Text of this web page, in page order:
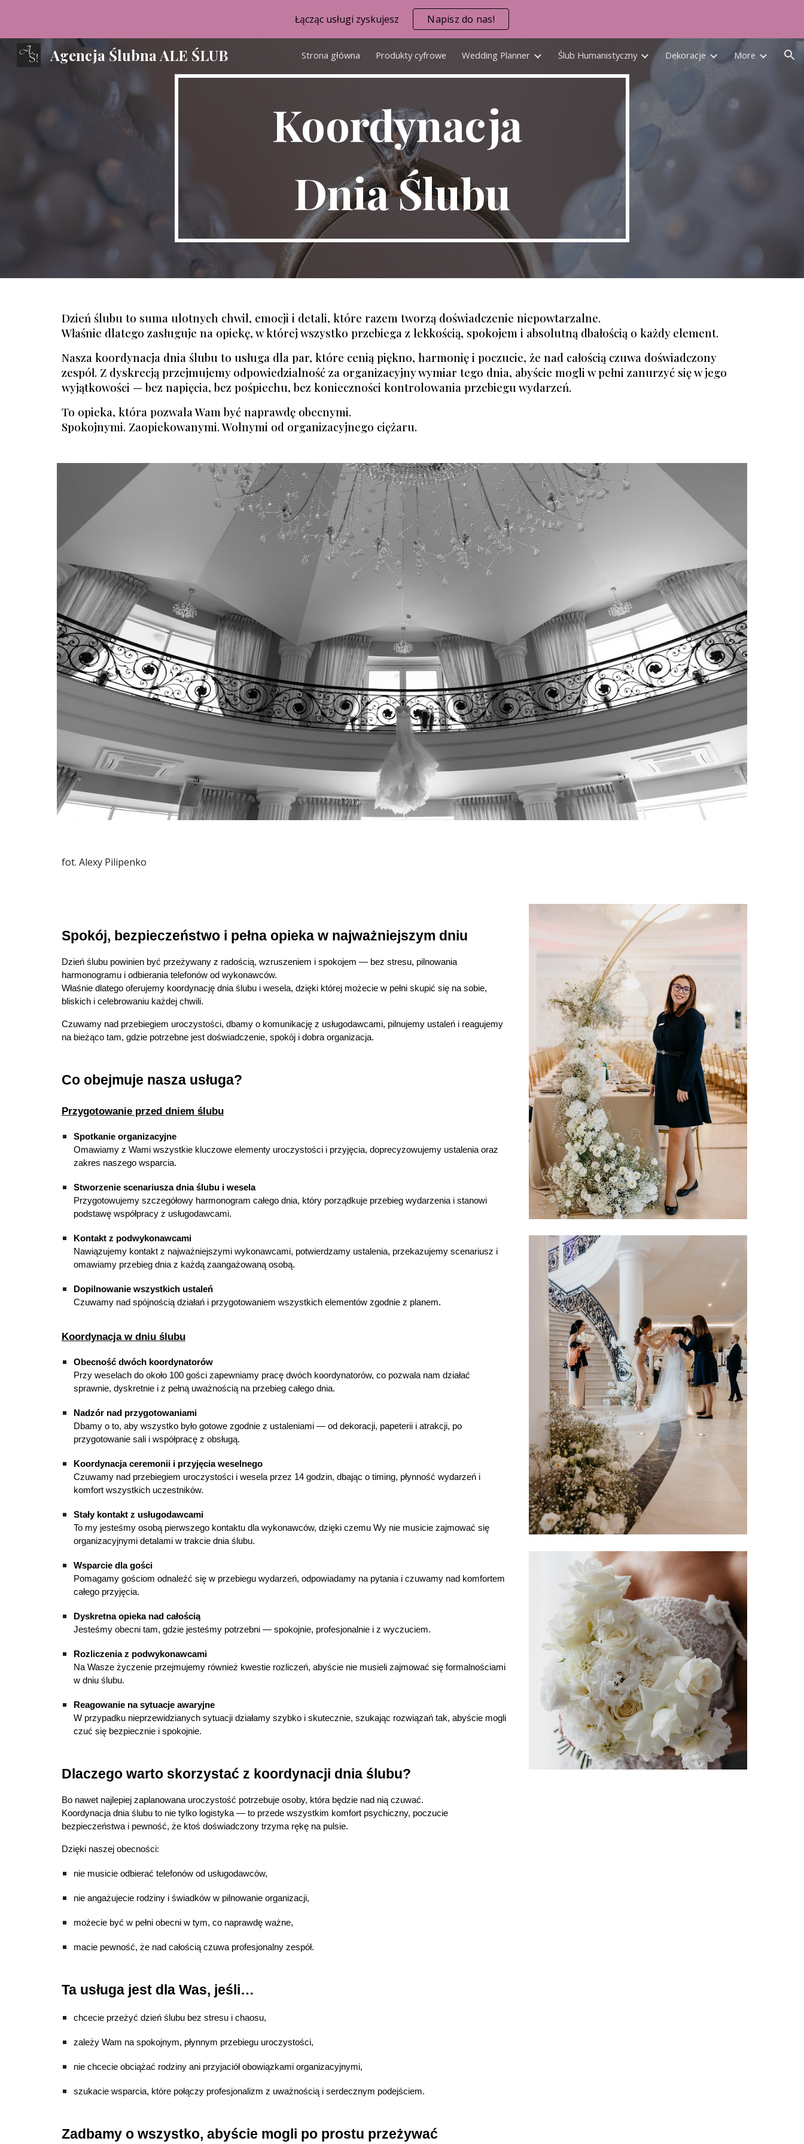
Skip to main content Skip to navigation
Łącząc usługi zyskujesz Napisz do nas!
Agencja Ślubna ALE ŚLUB Strona główna Produkty cyfrowe Wedding Planner Ślub Humanistyczny Dekoracje More
Koordynacja
Dnia Ślubu
Dzień ślubu to suma ulotnych chwil, emocji i detali, które razem tworzą doświadczenie niepowtarzalne.
Właśnie dlatego zasługuje na opiekę, w której wszystko przebiega z lekkością, spokojem i absolutną dbałością o każdy element.
Nasza koordynacja dnia ślubu to usługa dla par, które cenią piękno, harmonię i poczucie, że nad całością czuwa doświadczony
zespół. Z dyskrecją przejmujemy odpowiedzialność za organizacyjny wymiar tego dnia, abyście mogli w pełni zanurzyć się w jego
wyjątkowości — bez napięcia, bez pośpiechu, bez konieczności kontrolowania przebiegu wydarzeń.
To opieka, która pozwala Wam być naprawdę obecnymi.
Spokojnymi. Zaopiekowanymi. Wolnymi od organizacyjnego ciężaru.
fot. Alexy Pilipenko
Spokój, bezpieczeństwo i pełna opieka w najważniejszym dniu
Dzień ślubu powinien być przeżywany z radością, wzruszeniem i spokojem — bez stresu, pilnowania
harmonogramu i odbierania telefonów od wykonawców.
Właśnie dlatego oferujemy koordynację dnia ślubu i wesela, dzięki której możecie w pełni skupić się na sobie,
bliskich i celebrowaniu każdej chwili.
Czuwamy nad przebiegiem uroczystości, dbamy o komunikację z usługodawcami, pilnujemy ustaleń i reagujemy
na bieżąco tam, gdzie potrzebne jest doświadczenie, spokój i dobra organizacja.
Co obejmuje nasza usługa?
Przygotowanie przed dniem ślubu
Spotkanie organizacyjne
Omawiamy z Wami wszystkie kluczowe elementy uroczystości i przyjęcia, doprecyzowujemy ustalenia oraz
zakres naszego wsparcia.
Stworzenie scenariusza dnia ślubu i wesela
Przygotowujemy szczegółowy harmonogram całego dnia, który porządkuje przebieg wydarzenia i stanowi
podstawę współpracy z usługodawcami.
Kontakt z podwykonawcami
Nawiązujemy kontakt z najważniejszymi wykonawcami, potwierdzamy ustalenia, przekazujemy scenariusz i
omawiamy przebieg dnia z każdą zaangażowaną osobą.
Dopilnowanie wszystkich ustaleń
Czuwamy nad spójnością działań i przygotowaniem wszystkich elementów zgodnie z planem.
Koordynacja w dniu ślubu
Obecność dwóch koordynatorów
Przy weselach do około 100 gości zapewniamy pracę dwóch koordynatorów, co pozwala nam działać
sprawnie, dyskretnie i z pełną uważnością na przebieg całego dnia.
Nadzór nad przygotowaniami
Dbamy o to, aby wszystko było gotowe zgodnie z ustaleniami — od dekoracji, papeterii i atrakcji, po
przygotowanie sali i współpracę z obsługą.
Koordynacja ceremonii i przyjęcia weselnego
Czuwamy nad przebiegiem uroczystości i wesela przez 14 godzin, dbając o timing, płynność wydarzeń i
komfort wszystkich uczestników.
Stały kontakt z usługodawcami
To my jesteśmy osobą pierwszego kontaktu dla wykonawców, dzięki czemu Wy nie musicie zajmować się
organizacyjnymi detalami w trakcie dnia ślubu.
Wsparcie dla gości
Pomagamy gościom odnaleźć się w przebiegu wydarzeń, odpowiadamy na pytania i czuwamy nad komfortem
całego przyjęcia.
Dyskretna opieka nad całością
Jesteśmy obecni tam, gdzie jesteśmy potrzebni — spokojnie, profesjonalnie i z wyczuciem.
Rozliczenia z podwykonawcami
Na Wasze życzenie przejmujemy również kwestie rozliczeń, abyście nie musieli zajmować się formalnościami
w dniu ślubu.
Reagowanie na sytuacje awaryjne
W przypadku nieprzewidzianych sytuacji działamy szybko i skutecznie, szukając rozwiązań tak, abyście mogli
czuć się bezpiecznie i spokojnie.
Dlaczego warto skorzystać z koordynacji dnia ślubu?
Bo nawet najlepiej zaplanowana uroczystość potrzebuje osoby, która będzie nad nią czuwać.
Koordynacja dnia ślubu to nie tylko logistyka — to przede wszystkim komfort psychiczny, poczucie
bezpieczeństwa i pewność, że ktoś doświadczony trzyma rękę na pulsie.
Dzięki naszej obecności:
nie musicie odbierać telefonów od usługodawców,
nie angażujecie rodziny i świadków w pilnowanie organizacji,
możecie być w pełni obecni w tym, co naprawdę ważne,
macie pewność, że nad całością czuwa profesjonalny zespół.
Ta usługa jest dla Was, jeśli…
chcecie przeżyć dzień ślubu bez stresu i chaosu,
zależy Wam na spokojnym, płynnym przebiegu uroczystości,
nie chcecie obciążać rodziny ani przyjaciół obowiązkami organizacyjnymi,
szukacie wsparcia, które połączy profesjonalizm z uważnością i serdecznym podejściem.
Zadbamy o wszystko, abyście mogli po prostu przeżywać